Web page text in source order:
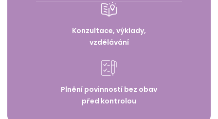
Konzultace, výklady,
vzdělávání
Plnění povinností bez obav
před kontrolou